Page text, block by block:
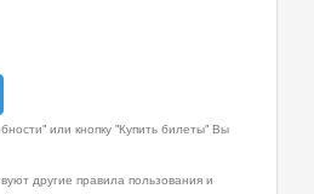
или кнопку "Купить билеты" Вы
другие правила пользования и